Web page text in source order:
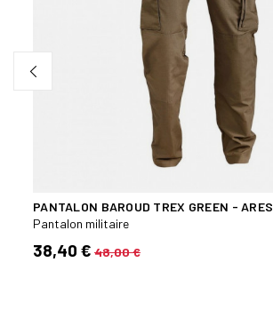
PANTALON BAROUD TREX GREEN - ARES
Pantalon militaire
38,40 € 48,00 €